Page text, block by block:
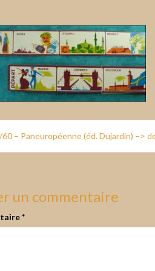
– Paneuropéenne (éd. Dujardin) –>
un commentaire
*